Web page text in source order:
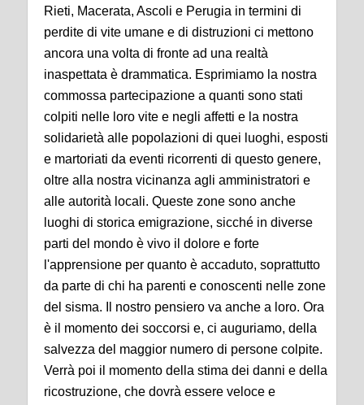
Rieti, Macerata, Ascoli e Perugia in termini di
perdite di vite umane e di distruzioni ci mettono
ancora una volta di fronte ad una realtà
inaspettata è drammatica. Esprimiamo la nostra
commossa partecipazione a quanti sono stati
colpiti nelle loro vite e negli affetti e la nostra
solidarietà alle popolazioni di quei luoghi, esposti
e martoriati da eventi ricorrenti di questo genere,
oltre alla nostra vicinanza agli amministratori e
alle autorità locali. Queste zone sono anche
luoghi di storica emigrazione, sicché in diverse
parti del mondo è vivo il dolore e forte
l'apprensione per quanto è accaduto, soprattutto
da parte di chi ha parenti e conoscenti nelle zone
del sisma. Il nostro pensiero va anche a loro. Ora
è il momento dei soccorsi e, ci auguriamo, della
salvezza del maggior numero di persone colpite.
Verrà poi il momento della stima dei danni e della
ricostruzione, che dovrà essere veloce e